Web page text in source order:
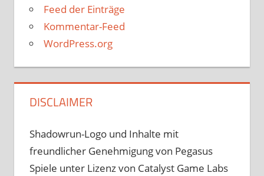
Feed der Einträge
Kommentar-Feed
WordPress.org
DISCLAIMER
Shadowrun-Logo und Inhalte mit
freundlicher Genehmigung von Pegasus
Spiele unter Lizenz von Catalyst Game Labs